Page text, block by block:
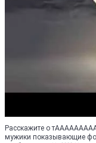
Расскажите о
мужики показывающие